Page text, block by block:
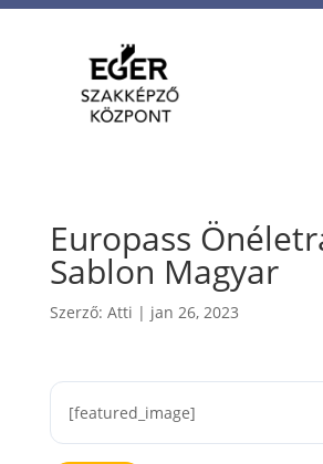
Europass
Sablon Magyar
Szerző: Atti | jan 26, 2023
[featured_image]